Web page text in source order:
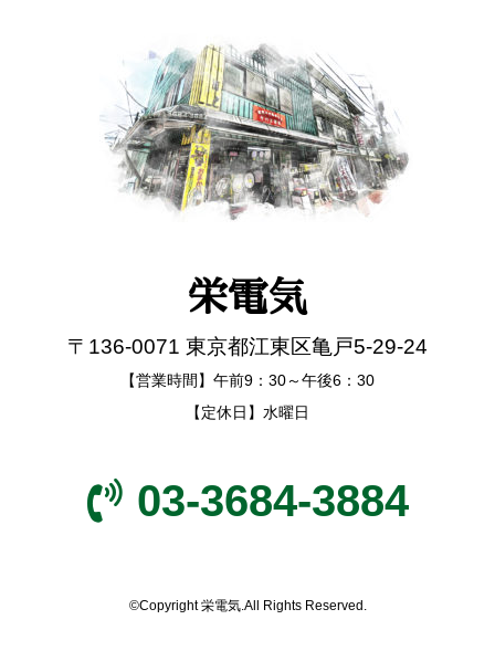
栄電気
〒136-0071 東京都江東区亀戸5-29-24
【営業時間】午前9：30～午後6：30
【定休日】水曜日
03-3684-3884
©Copyright 栄電気.All Rights Reserved.